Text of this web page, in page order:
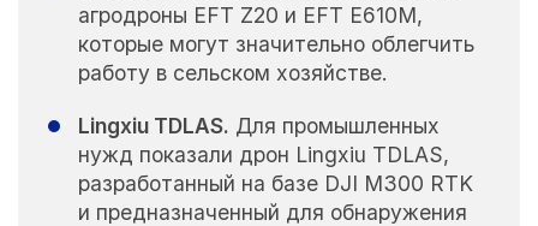
агродроны EFT Z20 и EFT E610M,
которые могут значительно облегчить
работу в сельском хозяйстве.
Lingxiu TDLAS. Для промышленных
нужд показали дрон Lingxiu TDLAS,
разработанный на базе DJI M300 RTK
и предназначенный для обнаружения